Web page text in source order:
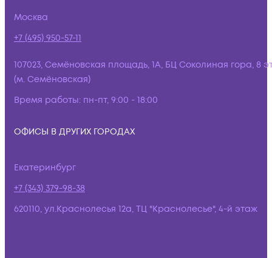
Москва
+7 (495) 950-57-11
107023, Семёновская площадь, 1А, БЦ Соколиная гора, 8
(м. Семёновская)
Время работы: пн-пт, 9:00 - 18:00
ОФИСЫ В ДРУГИХ ГОРОДАХ
Екатеринбург
+7 (343) 379-98-38
620110, ул.Краснолесья 12а, ТЦ "Краснолесье", 4-й этаж